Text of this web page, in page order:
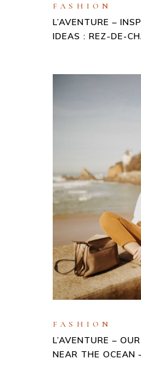
FASHION
L’AVENTURE –
IDEAS : REZ-DE-
FASHION
L’AVENTURE –
NEAR THE OCEAN